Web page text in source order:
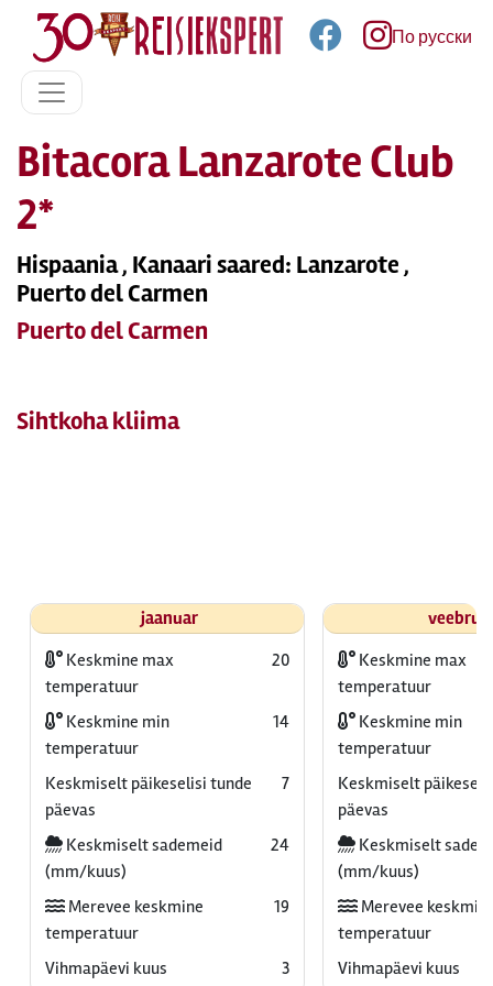
По русски
Bitacora Lanzarote Club
2*
Hispaania , Kanaari saared: Lanzarote ,
Puerto del Carmen
Puerto del Carmen
Sihtkoha kliima
jaanuar
Keskmine max
temperatuur
20
Keskmine min
temperatuur
14
Keskmiselt päikeselisi tunde
päevas
7
Keskmiselt sademeid
(mm/kuus)
24
Merevee keskmine
temperatuur
19
Vihmapäevi kuus 3
Keskmine max
temperatuur
Keskmine min
temperatuur
Keskmiselt
päevas
Keskmiselt
(mm/kuus)
Merevee
temperatuur
Vihmapäevi kuus